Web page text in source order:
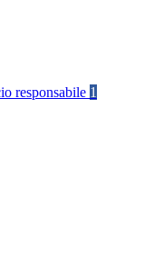
responsabile 1